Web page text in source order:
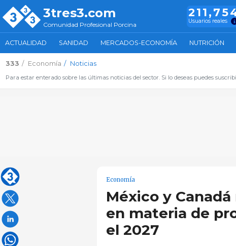
3tres3.com
Comunidad Profesional Porcina Usuarios reales
ACTUALIDAD SANIDAD MERCADOS-ECONOMÍA NUTRICIÓN
333 Economía Noticias
Para estar enterado sobre las últimas noticias del sector. Si lo deseas puedes
Economía
México y
en materia de
el 2027